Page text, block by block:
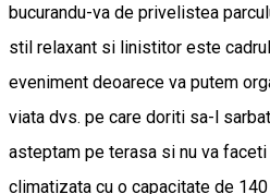
bucurandu-va de privelistea
stil relaxant si linistitor este
eveniment deoarece va putem
viata dvs. pe care doriti sa-l
asteptam pe terasa si nu va
climatizata cu o capacitate de